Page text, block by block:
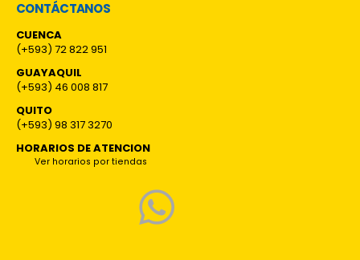
CONTÁCTANOS
CUENCA
(+593) 72 822 951
GUAYAQUIL
(+593) 46 008 817
QUITO
(+593) 98 317 3270
HORARIOS DE ATENCION
Ver horarios por tiendas